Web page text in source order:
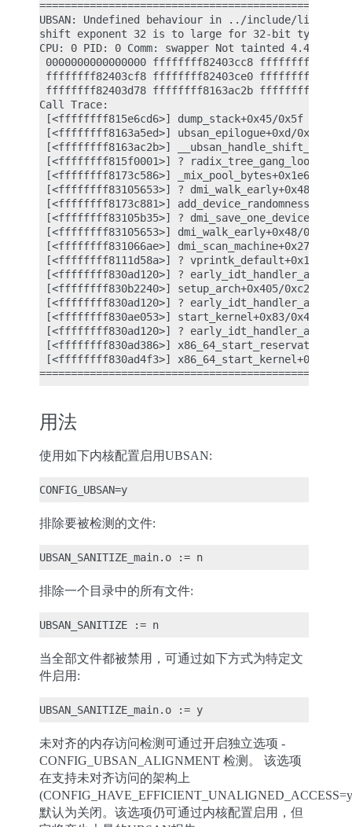
UBSAN: Undefined behaviour in ../include/linux/
shift exponent 32 is to large for 32-bit type
CPU: 0 PID: 0 Comm: swapper Not tainted 4.4.0-
0000000000000000 ffffffff82403cc8 ffffffff815e6cd6
ffffffff82403cf8 ffffffff82403ce0 ffffffff8163a5ed
ffffffff82403d78 ffffffff8163ac2b ffffffff815f0001
Call Trace:
[<ffffffff815e6cd6>] dump_stack+0x45/0x5f
[<ffffffff8163a5ed>] ubsan_epilogue+0xd/0x40
[<ffffffff8163ac2b>]
[<ffffffff815f0001>] ?
[<ffffffff8173c586>] _mix_pool_bytes+0x1e6/0x480
[<ffffffff83105653>] ? dmi_walk_early+0x48/0x5c
[<ffffffff8173c881>] add_device_randomness+0x61/
[<ffffffff83105b35>] ? dmi_save_one_device+0xaa/
[<ffffffff83105653>] dmi_walk_early+0x48/0x5c
[<ffffffff831066ae>] dmi_scan_machine+0x278/
[<ffffffff8111d58a>] ? vprintk_default+0x1a/0x20
[<ffffffff830ad120>] ?
[<ffffffff830b2240>] setup_arch+0x405/0xc2c
[<ffffffff830ad120>] ?
[<ffffffff830ae053>] start_kernel+0x83/0x49a
[<ffffffff830ad120>] ?
[<ffffffff830ad386>]
[<ffffffff830ad4f3>] x86_64_start_kernel+0x16b/
用法
使用如下内核配置启用UBSAN:
排除要被检测的文件:
排除一个目录中的所有文件:
当全部文件都被禁用，可通过如下方式为特定文
件启用:
未对齐的内存访问检测可通过开启独立选项 -
CONFIG_UBSAN_ALIGNMENT 检测。 该选项
在支持未对齐访问的架构上
默认为关闭。该选项仍可通过内核配置启用，但